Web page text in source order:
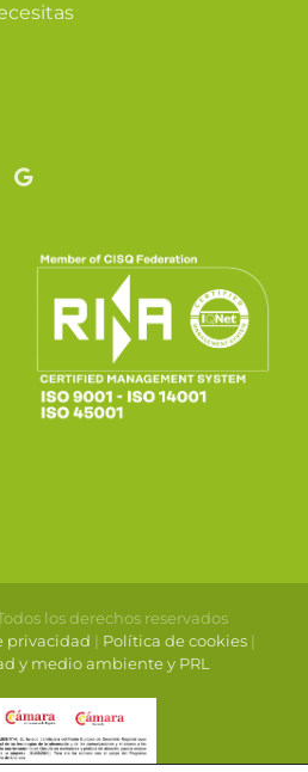
los derechos reservados
privacidad | Política de cookies |
y medio ambiente y PRL